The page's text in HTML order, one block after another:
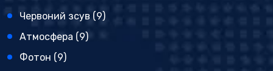
Червоний зсув (9)
Атмосфера (9)
Фотон (9)